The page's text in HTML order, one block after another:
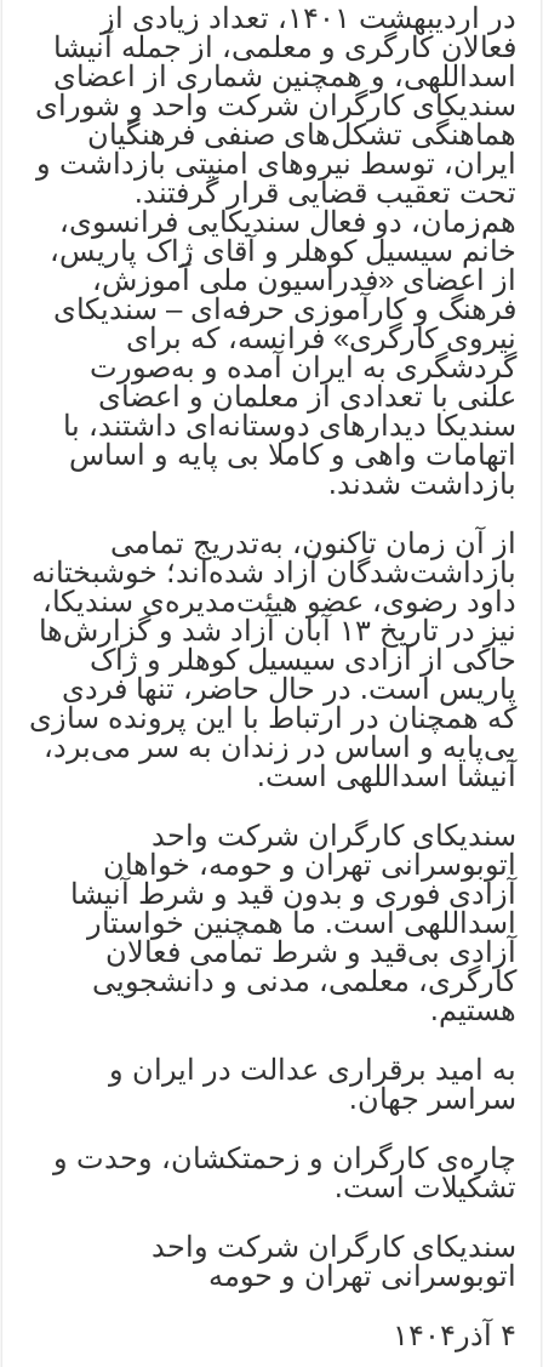
در اردیبهشت ۱۴۰۱، تعداد زیادی از
فعالان کارگری و معلمی، از جمله آنیشا
اسداللهی، و همچنین شماری از اعضای
سندیکای کارگران شرکت واحد و شورای
هماهنگی تشکل‌های صنفی فرهنگیان
ایران، توسط نیروهای امنیتی بازداشت و
تحت تعقیب قضایی قرار گرفتند.
هم‌زمان، دو فعال سندیکایی فرانسوی،
خانم سیسیل کوهلر و آقای ژاک پاریس،
از اعضای «فدراسیون ملی آموزش،
فرهنگ و کارآموزی حرفه‌ای – سندیکای
نیروی کارگری» فرانسه، که برای
گردشگری به ایران آمده و به‌صورت
علنی با تعدادی از معلمان و اعضای
سندیکا دیدارهای دوستانه‌ای داشتند، با
اتهامات واهی ‌و کاملا بی پایه و اساس
بازداشت شدند.
از آن زمان تاکنون، به‌تدریج تمامی
بازداشت‌شدگان آزاد شده‌اند؛ خوشبختانه
داود رضوی، عضو هیئت‌مدیره‌ی سندیکا،
نیز در تاریخ ۱۳ آبان آزاد شد و گزارش‌ها
حاکی از آزادی سیسیل کوهلر و ژاک
پاریس است. در حال حاضر، تنها فردی
که همچنان در ارتباط با این پرونده سازی
بی‌پایه و اساس در زندان به سر می‌برد،
آنیشا اسداللهی است.
سندیکای کارگران شرکت واحد
اتوبوسرانی تهران و حومه، خواهان
آزادی فوری و بدون قید و شرط آنیشا
اسداللهی است. ما همچنین خواستار
آزادی بی‌قید و شرط تمامی فعالان
کارگری، معلمی، مدنی و دانشجویی
هستیم.
به امید برقراری عدالت در ایران و
سراسر جهان.
چاره‌ی کارگران و زحمتکشان، وحدت و
تشکیلات است.
سندیکای کارگران شرکت واحد
اتوبوسرانی تهران و حومه
۴ آذر۱۴۰۴